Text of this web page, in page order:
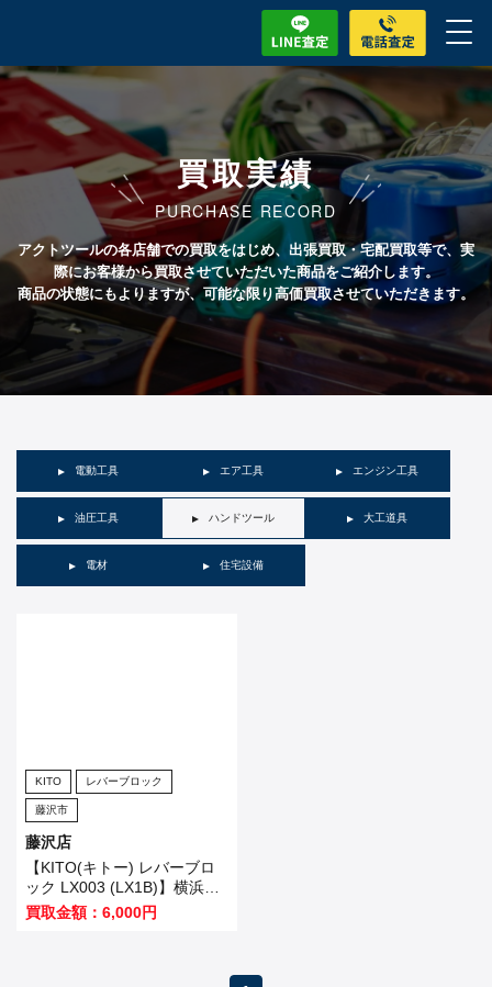
買取実績
PURCHASE RECORD
アクトツールの各店舗での買取をはじめ、出張買取・宅配買取等で、実
際にお客様から買取させていただいた商品をご紹介します。
商品の状態にもよりますが、可能な限り高価買取させていただきます。
電動工具 エア工具 エンジン工具
油圧工具 ハンドツール 大工道具
電材 住宅設備
KITO レバーブロック
藤沢市
藤沢店
【KITO(キトー) レバーブロ
ック LX003 (LX1B)】横浜市
のお客様から買取いたしまし
買取金額：6,000円